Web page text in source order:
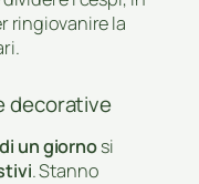
ringiovanire la
decorative
un giornosi
. Stanno